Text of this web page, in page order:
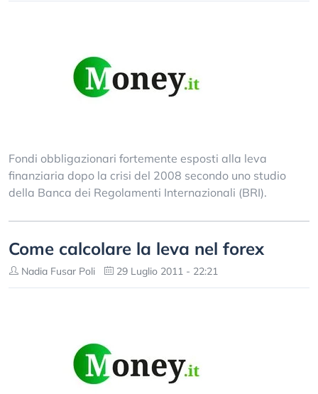
Fondi obbligazionari fortemente esposti alla leva
finanziaria dopo la crisi del 2008 secondo uno studio
della Banca dei Regolamenti Internazionali (BRI).
Come calcolare la leva nel forex
Nadia Fusar Poli 29 Luglio 2011 - 22:21